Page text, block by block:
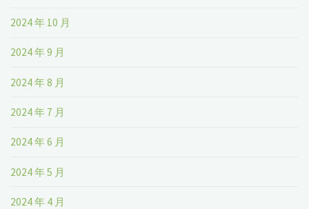
2024 年 10 月
2024 年 9 月
2024 年 8 月
2024 年 7 月
2024 年 6 月
2024 年 5 月
2024 年 4 月